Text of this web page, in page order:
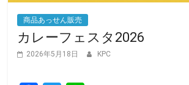
商品あっせん販売
カレーフェスタ2026
2026年5月18日 KPC